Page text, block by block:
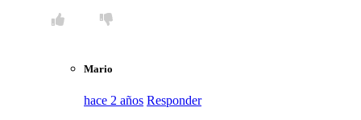
Mario
hace 2 años Responder